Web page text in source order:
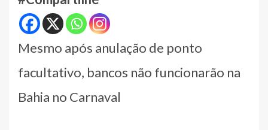
Mesmo após anulação de ponto
facultativo, bancos não funcionarão na
Bahia no Carnaval